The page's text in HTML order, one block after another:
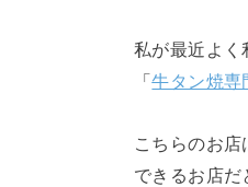
私が最近よく
「牛タン焼専
こちらのお
できるお店